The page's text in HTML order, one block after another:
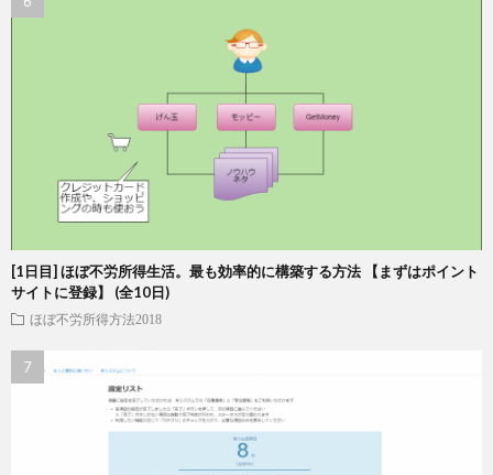
[1日目] ほぼ不労所得生活。最も効率的に構築する方法 【まずはポイント
サイトに登録】 (全10日)
ほぼ不労所得方法2018